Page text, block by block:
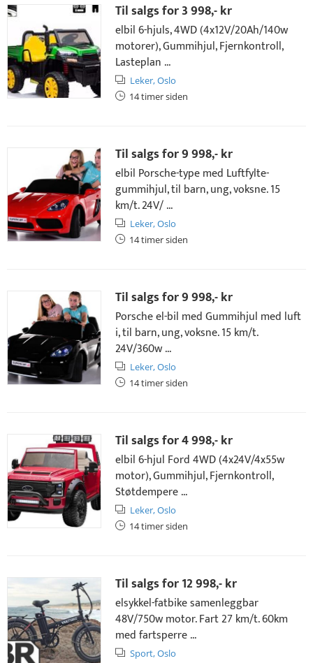
Til salgs for3 998,- kr
elbil 6-hjuls, 4WD (4x12V/20Ah/140w
motorer), Gummihjul, Fjernkontroll,
Lasteplan ...
Leker,Oslo
14 timer siden
Til salgs for9 998,- kr
elbil Porsche-type med Luftfylte-
gummihjul, til barn, ung, voksne. 15
km/t. 24V/ ...
Leker,Oslo
14 timer siden
Til salgs for9 998,- kr
Porsche el-bil med Gummihjul med luft
i, til barn, ung, voksne. 15 km/t.
24V/360w ...
Leker,Oslo
14 timer siden
Til salgs for4 998,- kr
elbil 6-hjul Ford 4WD (4x24V/4x55w
motor), Gummihjul, Fjernkontroll,
Støtdempere ...
Leker,Oslo
14 timer siden
Til salgs for12 998,- kr
elsykkel-fatbike samenleggbar
48V/750w motor. Fart 27 km/t. 60km
med fartsperre ...
Sport,Oslo